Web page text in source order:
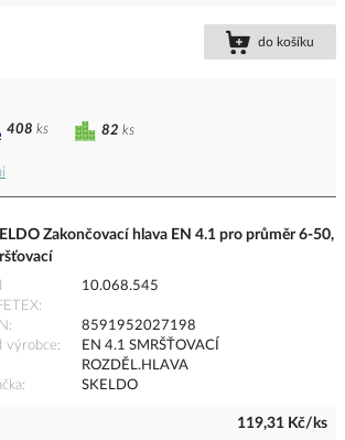
do košíku
82 ks
408 ks
Zakončovací hlava EN 4.1 pro průměr 6-50,
10.068.545
8591952027198
výrobce
EN 4.1 SMRŠŤOVACÍ
ROZDĚL.HLAVA
SKELDO
119,31 Kč/ks